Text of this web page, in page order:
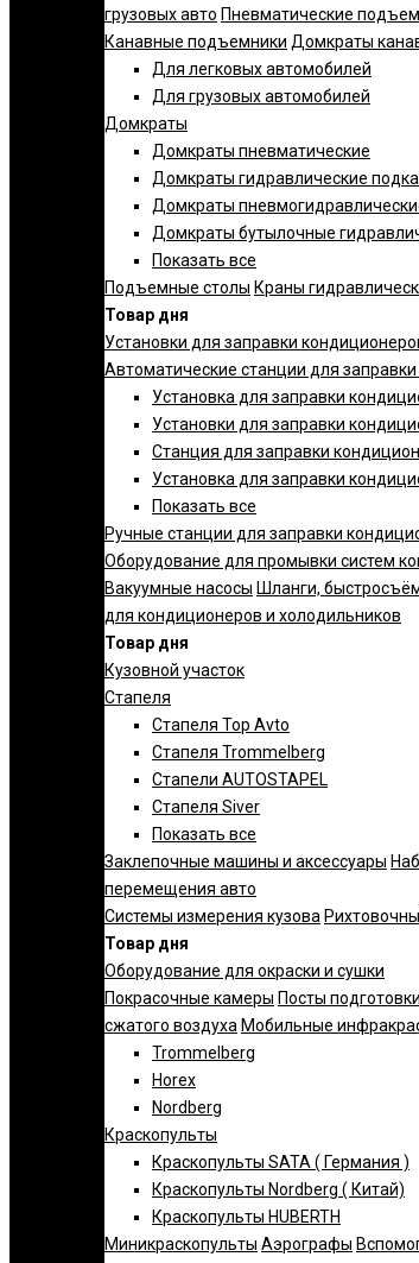
грузовых авто Пневматические
Канавные подъемники Домкраты
Для легковых автомобилей
Для грузовых автомобилей
Домкраты
Домкраты пневматические
Домкраты гидравлические
Домкраты
Домкраты бутылочные
Показать все
Подъемные столы Краны
Товар дня
Установки для заправки
Автоматические станции для
Установка для заправки
Установки для заправки
Станция для заправки
Установка для заправки
Показать все
Ручные станции для заправки
Оборудование для промывки систем
Вакуумные насосы Шланги,
для кондиционеров и холодильников
Товар дня
Кузовной участок
Стапеля
Стапеля Top Avto
Стапеля Trommelberg
Стапели AUTOSTAPEL
Стапеля Siver
Показать все
Заклепочные машины и аксессуары
перемещения авто
Системы измерения кузова
Товар дня
Оборудование для окраски и сушки
Покрасочные камеры Посты
сжатого воздуха Мобильные
Trommelberg
Horex
Nordberg
Краскопульты
Краскопульты SATA ( Германия )
Краскопульты Nordberg ( Китай)
Краскопульты HUBERTH
Миникраскопульты Аэрографы